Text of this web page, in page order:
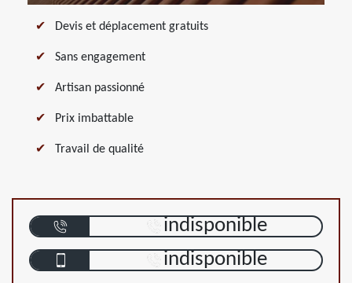
Devis et déplacement gratuits
Sans engagement
Artisan passionné
Prix imbattable
Travail de qualité
indisponible
indisponible